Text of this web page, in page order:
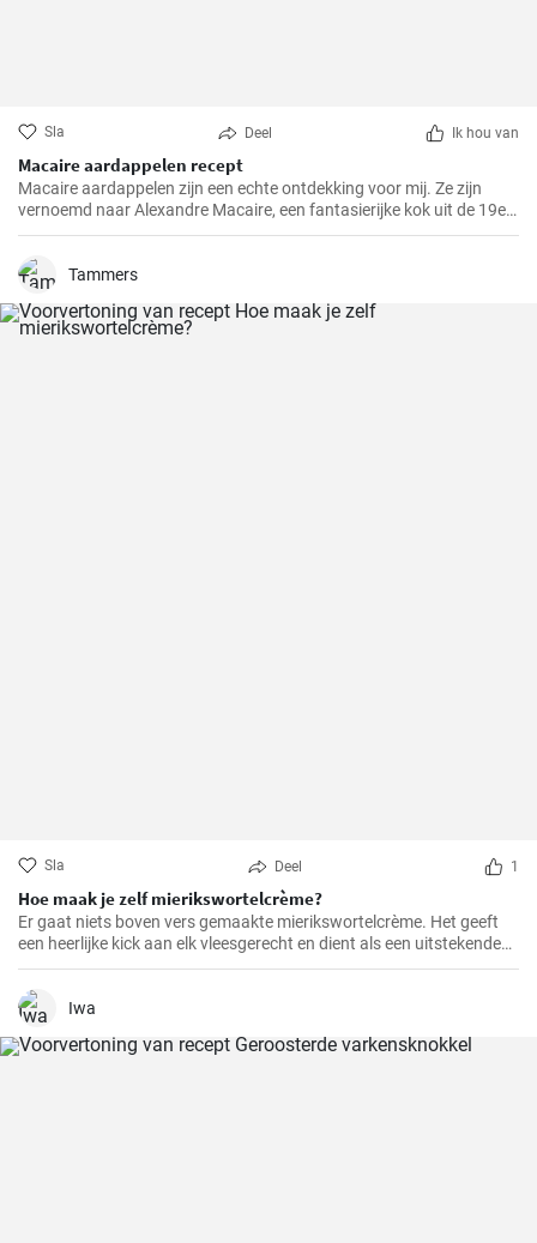
Sla Deel Ik hou van
Macaire aardappelen recept
Macaire aardappelen zijn een echte ontdekking voor mij. Ze zijn
vernoemd naar Alexandre Macaire, een fantasierijke kok uit de 19e
eeuw. Dit heerlijke aardappelgerecht is eigenlijk heel eenvoudig en er
gerecht om in het weekend met mijn gezin te koken, wanneer we
allemaal de tijd kunnen nemen om samen van een maaltijd te
genieten. Met een beetje oefening heb je in een mum van tijd een
lekker bijgerechtrecept in je kookrepertoire!
Tammers
Sla Deel 1
Hoe maak je zelf mierikswortelcrème?
Er gaat niets boven vers gemaakte mierikswortelcrème. Het geeft
een heerlijke kick aan elk vleesgerecht en dient als een uitstekende
smaakmaker voor sandwiches.
Iwa